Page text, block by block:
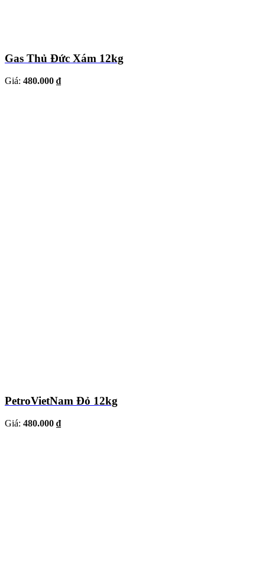
Gas Thủ Đức Xám 12kg
Giá: 480.000 ₫
PetroVietNam Đỏ 12kg
Giá: 480.000 ₫